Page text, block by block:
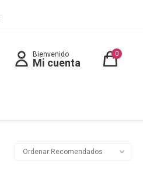
0
Recomendados